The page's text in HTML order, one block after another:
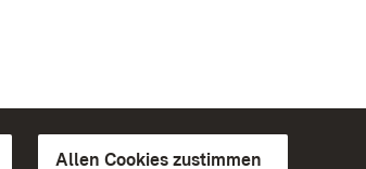
Allen Cookies zustimmen